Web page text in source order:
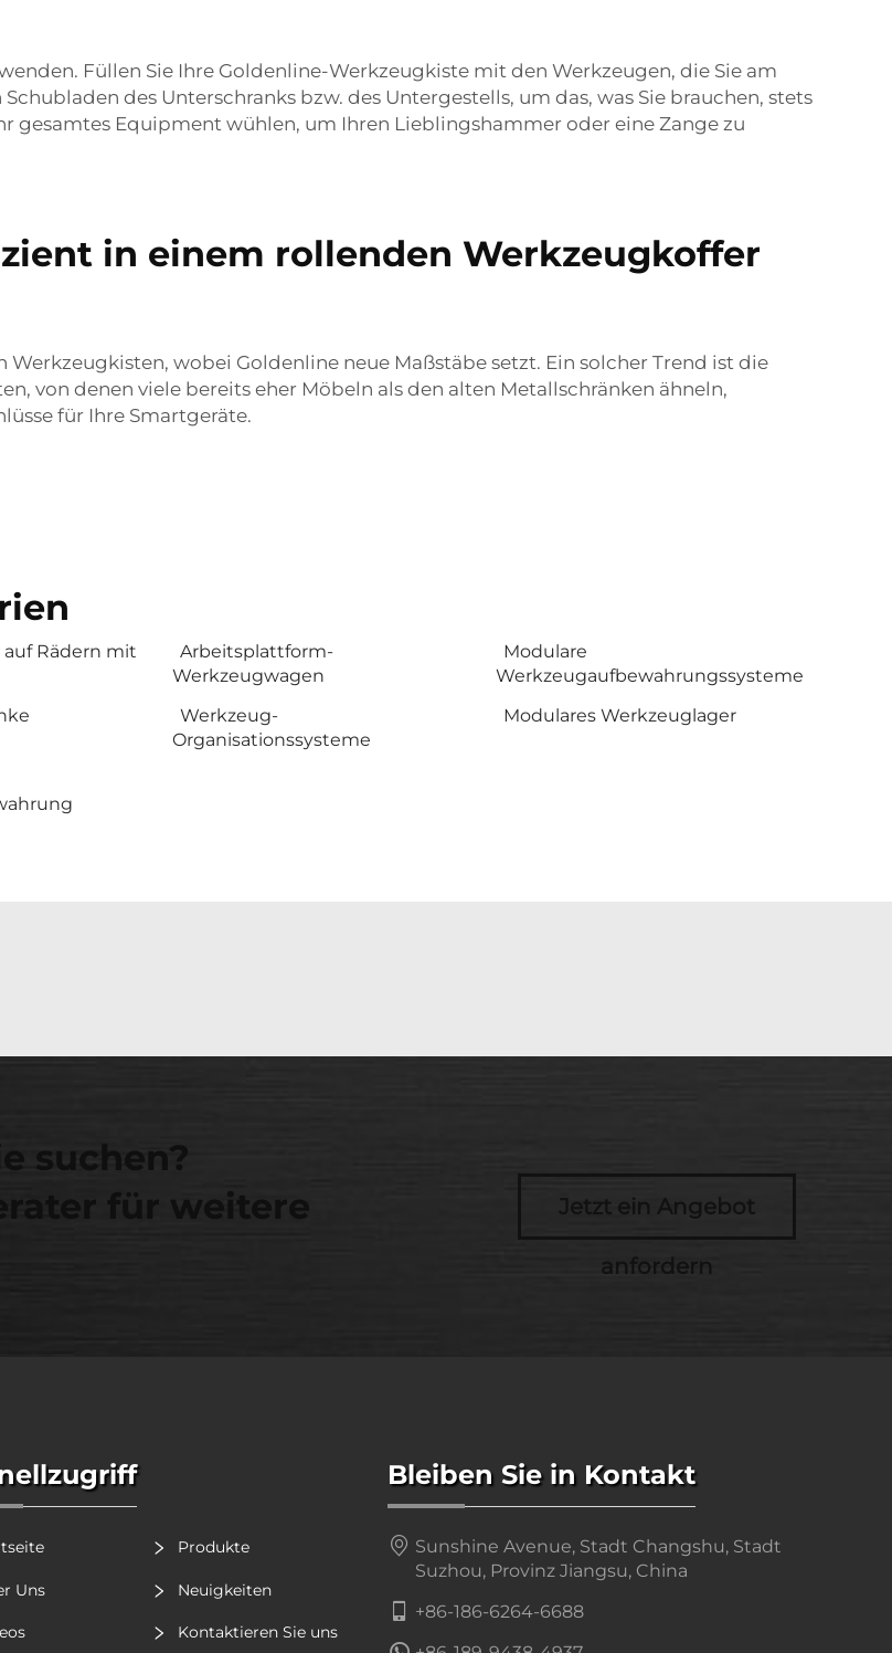
Füllen Sie Ihre Goldenline-Werkzeugkiste mit den Werkzeugen, die Sie am
des Unterschranks bzw. des Untergestells, um das, was Sie brauchen, stets
gesamtes Equipment wühlen, um Ihren Lieblingshammer oder eine Zange zu
in einem rollenden Werkzeugkoffer
wobei Goldenline neue Maßstäbe setzt. Ein solcher Trend ist die
von denen viele bereits eher Möbeln als den alten Metallschränken ähneln,
für Ihre Smartgeräte.
Rädern mit
Arbeitsplattform-
Werkzeugwagen
Modulare
Werkzeugaufbewahrungssysteme
Werkzeug-
Organisationssysteme
Modulares Werkzeuglager
suchen?
für weitere
Jetzt ein Angebot
anfordern
Produkte
Uns Neuigkeiten
Kontaktieren Sie uns
Bleiben Sie in Kontakt
Sunshine Avenue, Stadt Changshu, Stadt
Suzhou, Provinz Jiangsu, China
+86-186-6264-6688